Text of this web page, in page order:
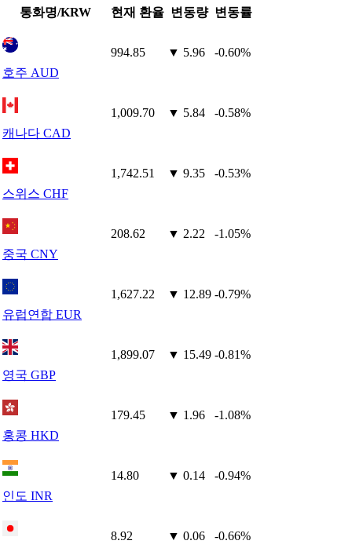
통화명/KRW 현재 환율 변동량 변동률
호주 AUD
994.85 ▼ 5.96 -0.60%
캐나다 CAD
1,009.70 ▼ 5.84 -0.58%
스위스 CHF
1,742.51 ▼ 9.35 -0.53%
중국 CNY
208.62 ▼ 2.22 -1.05%
유럽연합 EUR
1,627.22 ▼ 12.89 -0.79%
영국 GBP
1,899.07 ▼ 15.49 -0.81%
홍콩 HKD
179.45 ▼ 1.96 -1.08%
인도 INR
14.80 ▼ 0.14 -0.94%
8.92 ▼ 0.06 -0.66%